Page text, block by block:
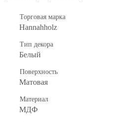
Торговая марка
Hannahholz
Тип декора
Белый
Поверхность
Матовая
Материал
МДФ